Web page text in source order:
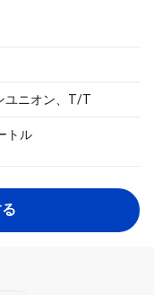
ユニオン、T/T
トル